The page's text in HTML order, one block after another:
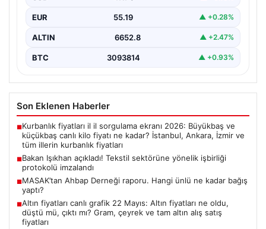
İstanbul…
EUR 55.19 ▲ +0.28%
ALTIN 6652.8 ▲ +2.47%
BTC 3093814 ▲ +0.93%
Son Eklenen Haberler
■Kurbanlık fiyatları il il sorgulama ekranı 2026: Büyükbaş ve
küçükbaş canlı kilo fiyatı ne kadar? İstanbul, Ankara, İzmir ve
tüm illerin kurbanlık fiyatları
■Bakan Işıkhan açıkladı! Tekstil sektörüne yönelik işbirliği
protokolü imzalandı
■MASAK’tan Ahbap Derneği raporu. Hangi ünlü ne kadar bağış
yaptı?
■Altın fiyatları canlı grafik 22 Mayıs: Altın fiyatları ne oldu,
düştü mü, çıktı mı? Gram, çeyrek ve tam altın alış satış
fiyatları